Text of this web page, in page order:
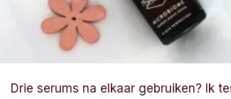
Drie serums na elkaar gebruiken? Ik